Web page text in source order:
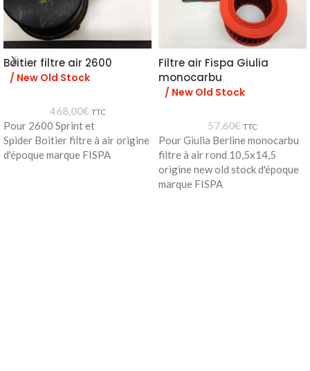
Boitier filtre air 2600
/ New Old Stock
468,00€ TTC
Pour 2600 Sprint et
Spider Boitier filtre à air origine
d'époque marque FISPA
Filtre air Fispa Giulia
monocarbu
/ New Old Stock
57,60€ TTC
Pour Giulia Berline monocarbu
filtre à air rond 10,5x14,5
origine new old stock d'époque
marque FISPA